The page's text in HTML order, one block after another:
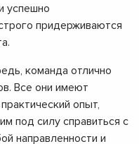
успешно
придерживаются
команда отлично
Все они имеют
опыт,
под силу справиться с
направленности и